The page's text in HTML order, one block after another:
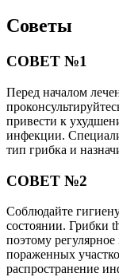
Советы
СОВЕТ №1
Перед началом
привести к
инфекции.
тип грибка и
СОВЕТ №2
Соблюдайте
состоянии. Грибки
поэтому
пораженных
распространение